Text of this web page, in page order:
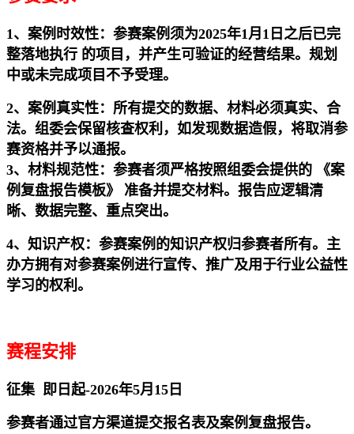
1、案例时效性：参赛案例须为2025年1月1日之后已完
整落地执行 的项目，并产生可验证的经营结果。规划
中或未完成项目不予受理。
2、案例真实性：所有提交的数据、材料必须真实、合
法。组委会保留核查权利，如发现数据造假，将取消参
赛资格并予以通报。
3、材料规范性：参赛者须严格按照组委会提供的 《案
例复盘报告模板》 准备并提交材料。报告应逻辑清
晰、数据完整、重点突出。
4、知识产权：参赛案例的知识产权归参赛者所有。主
办方拥有对参赛案例进行宣传、推广及用于行业公益性
学习的权利。
赛程安排
征集 即日起-2026年5月15日
参赛者通过官方渠道提交报名表及案例复盘报告。